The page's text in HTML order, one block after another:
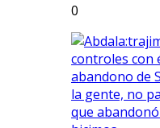
0